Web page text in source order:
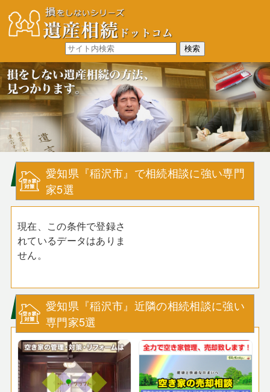
愛知県『稲沢市』で相続相談に強い専門
家5選
現在、この条件で登録さ
れているデータはありま
せん。
愛知県『稲沢市』近隣の相続相談に強い
専門家5選